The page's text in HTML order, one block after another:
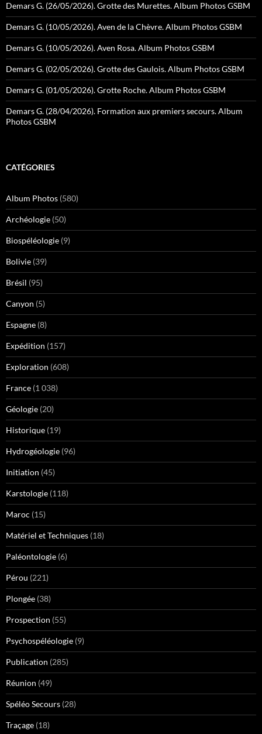
Demars G. (26/05/2026). Grotte des Murettes. Album Photos GSBM
Demars G. (10/05/2026). Aven de la Chèvre. Album Photos GSBM
Demars G. (10/05/2026). Aven Rosa. Album Photos GSBM
Demars G. (02/05/2026). Grotte des Gaulois. Album Photos GSBM
Demars G. (01/05/2026). Grotte Roche. Album Photos GSBM
Demars G. (28/04/2026). Formation aux premiers secours. Album
Photos GSBM
CATÉGORIES
Album Photos (580)
Archéologie (50)
Biospéléologie (9)
Bolivie (39)
Brésil (95)
Canyon (5)
Espagne (8)
Expédition (157)
Exploration (608)
France (1 038)
Géologie (20)
Historique (19)
Hydrogéologie (96)
Initiation (45)
Karstologie (118)
Maroc (15)
Matériel et Techniques (18)
Paléontologie (6)
Pérou (221)
Plongée (38)
Prospection (55)
Psychospéléologie (9)
Publication (285)
Réunion (49)
Spéléo Secours (28)
Traçage (18)